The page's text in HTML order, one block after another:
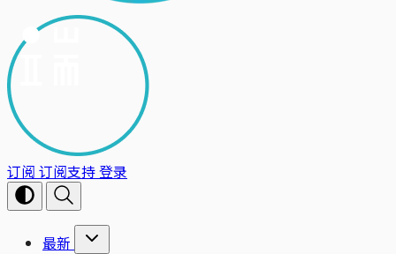
订阅 订阅支持登录
最新